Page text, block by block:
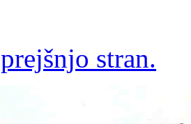
prejšnjo stran.